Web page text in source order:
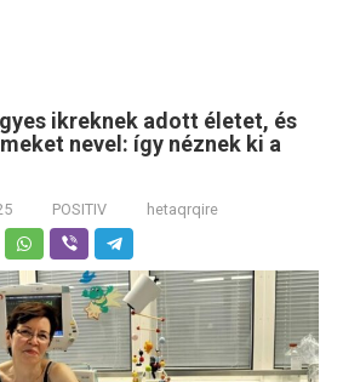
ikreknek adott életet, és
nevel: így néznek ki a
POSITIV hetaqrqire